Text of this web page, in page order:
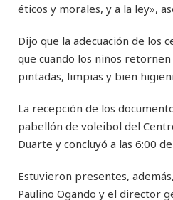
éticos y morales, y a la ley»,
Dijo que la adecuación de los
que cuando los niños
pintadas, limpias y bien
La recepción de los
pabellón de voleibol del
Duarte y concluyó a las 6:00
Estuvieron presentes,
Paulino Ogando y el director